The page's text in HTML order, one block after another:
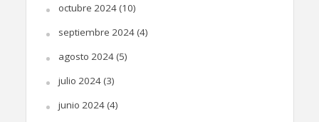
octubre 2024(10)
septiembre 2024(4)
agosto 2024(5)
julio 2024(3)
junio 2024(4)